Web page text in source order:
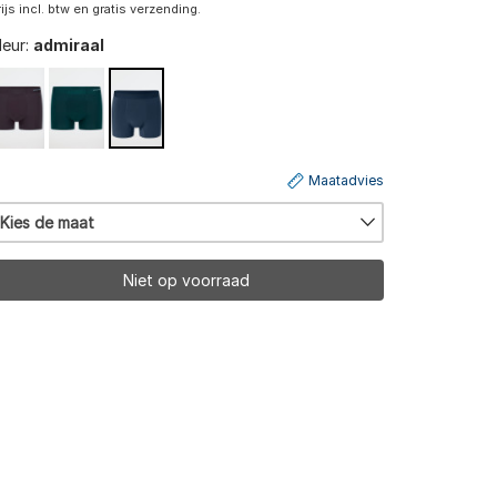
incl. btw en gratis verzending.
admiraal
Kies de maat
Maatadvies
Niet op voorraad